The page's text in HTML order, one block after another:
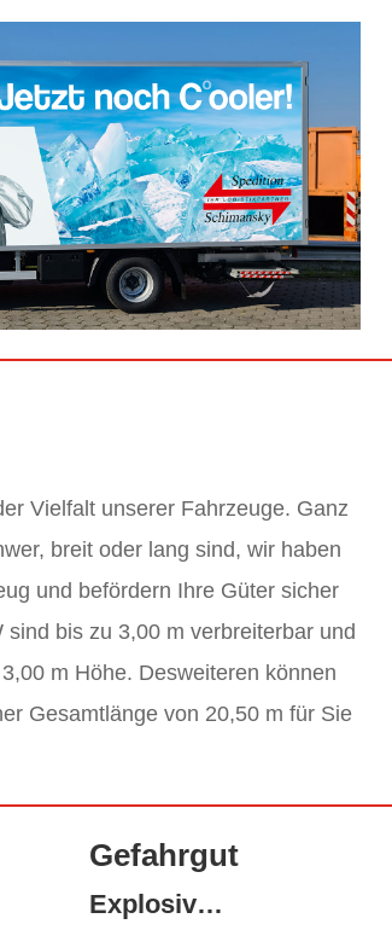
Vielfalt unserer Fahrzeuge. Ganz
breit oder lang sind, wir haben
und befördern Ihre Güter sicher
bis zu 3,00 m verbreiterbar und
m Höhe. Desweiteren können
Gesamtlänge von 20,50 m für Sie
Gefahrgut
Explosiv…